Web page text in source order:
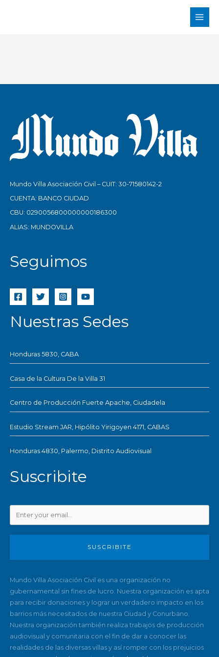
Mundo Villa Asociación Civil – CUIT: 30-71580142-2
CUENTA: BANCO CIUDAD
CBU: 0290056800000000186300
ALIAS: MUNDOVILLA
Seguimos
Nuestras Sedes
Honduras 5830, CABA
Casa de la Cultura De la Villa 31
Centro de Producción Fuerte Apache, Ciudadela
Estudio Stream JAR, Hipólito Yirigoyen 4171, CABAS
Honduras 4830, Palermo, Distrito Audiovisual
Suscribite
SUSCRIBITE
Mundo Villa Asociación Civil es una organización no
gubernamental sin fines de lucro. Nuestra organización es apta
para recibir donaciones y lograr un verdadero impacto en los
barrios más necesitados de nuestra Ciudad y Conurbano.
Nuestra organización también realiza trabajos de producción
audiovisual y comunitaria con el fin de dar a conocer las
realidades de las diversas villas y así romper con los prejuicios